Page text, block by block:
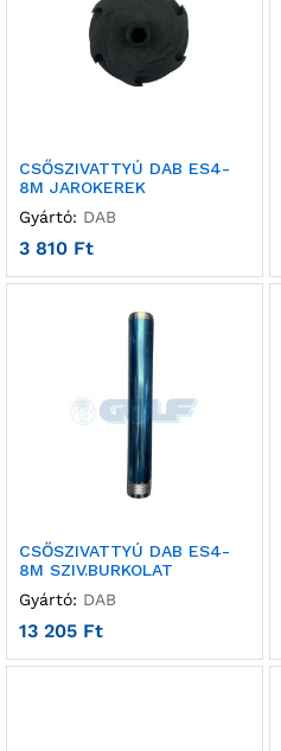
CSŐSZIVATTYÚ DAB ES4-
8M JAROKEREK
Gyártó: DAB
3 810 Ft
CSŐSZIVATTYÚ DAB ES4-
8M SZIV.BURKOLAT
Gyártó: DAB
13 205 Ft